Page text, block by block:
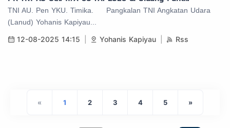
TNI AU. Pen YKU. Timika. Pangkalan TNI Angkatan Udara
(Lanud) Yohanis Kapiyau...
12-08-2025 14:15 Yohanis Kapiyau Rss
« 1 2 3 4 5 »